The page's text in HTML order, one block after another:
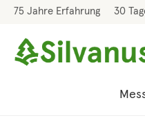
Hauptinhalt springen
Zur Suche springen
Zur Hauptnavigation
75 Jahre Erfahrung 30